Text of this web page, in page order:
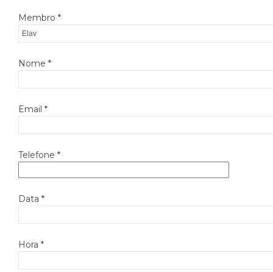
Membro *
Nome *
Email *
Telefone *
Data *
Hora *